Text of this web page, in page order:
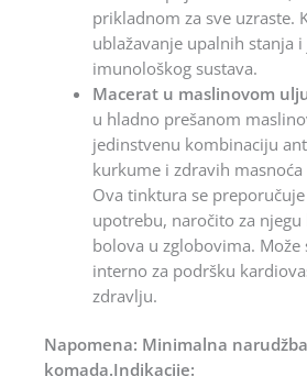
prikladnom za sve uzraste.
ublažavanje upalnih stanja i
imunološkog sustava.
Macerat u maslinovom
u hladno prešanom
jedinstvenu kombinaciju
kurkume i zdravih
Ova tinktura se
upotrebu, naročito za njegu
bolova u zglobovima. Može
interno za podršku
zdravlju.
Napomena: Minimalna
komada.Indikacije: